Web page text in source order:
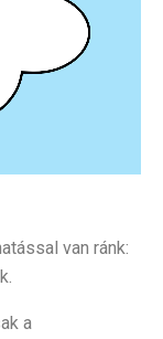
van ránk:
a